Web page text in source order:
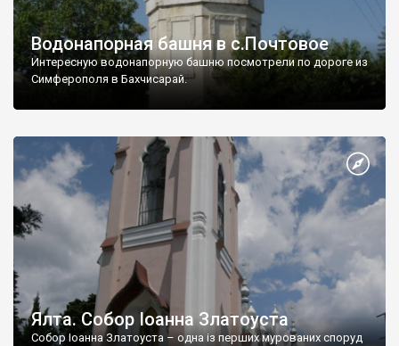
Водонапорная башня в с.Почтовое
Интересную водонапорную башню посмотрели по дороге из
Симферополя в Бахчисарай.
Ялта. Собор Іоанна Златоуста
Собор Іоанна Златоуста – одна із перших мурованих споруд